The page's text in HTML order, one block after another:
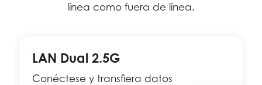
línea como fuera de línea.
LAN Dual 2.5G
Conéctese y transfiera datos